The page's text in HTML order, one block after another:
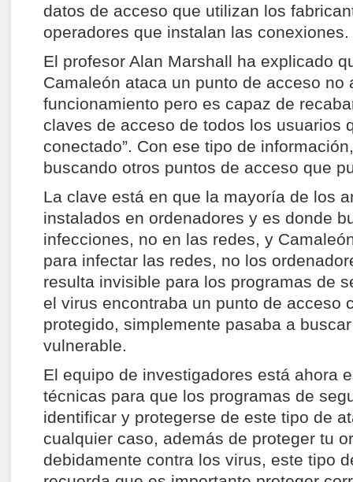
datos de acceso que utilizan los
operadores que instalan las conexiones.
El profesor Alan Marshall ha explicado
Camaleón ataca un punto de acceso no
funcionamiento pero es capaz de
claves de acceso de todos los usuarios
conectado”. Con ese tipo de
buscando otros puntos de acceso que
La clave está en que la mayoría de los
instalados en ordenadores y es donde
infecciones, no en las redes, y
para infectar las redes, no los
resulta invisible para los programas de
el virus encontraba un punto de acceso
protegido, simplemente pasaba a
vulnerable.
El equipo de investigadores está ahora
técnicas para que los programas de
identificar y protegerse de este tipo de
cualquier caso, además de proteger tu
debidamente contra los virus, este tipo